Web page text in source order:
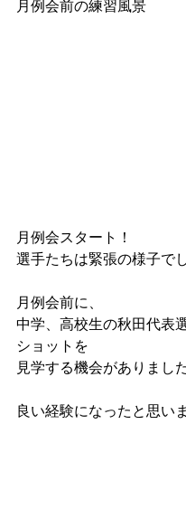
月例会前の練習風景
月例会スタート！
選手たちは緊張の様子で
月例会前に、
中学、高校生の秋田代表
ショットを
見学する機会がありまし
良い経験になったと思い